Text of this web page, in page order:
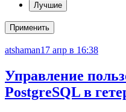
Лучшие
Применить
atshaman17 апр в 16:38
Управление
PostgreSQL в